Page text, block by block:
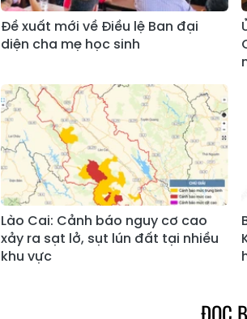
Đề xuất mới về Điều lệ Ban đại
diện cha mẹ học sinh
Lào Cai: Cảnh báo nguy cơ cao
xảy ra sạt lở, sụt lún đất tại nhiều
khu vực